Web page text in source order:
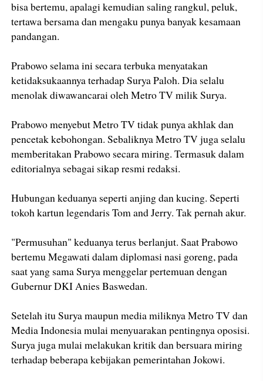
bisa bertemu, apalagi kemudian saling rangkul, peluk,
tertawa bersama dan mengaku punya banyak kesamaan
pandangan.
Prabowo selama ini secara terbuka menyatakan
ketidaksukaannya terhadap Surya Paloh. Dia selalu
menolak diwawancarai oleh Metro TV milik Surya.
Prabowo menyebut Metro TV tidak punya akhlak dan
pencetak kebohongan. Sebaliknya Metro TV juga selalu
memberitakan Prabowo secara miring. Termasuk dalam
editorialnya sebagai sikap resmi redaksi.
Hubungan keduanya seperti anjing dan kucing. Seperti
tokoh kartun legendaris Tom and Jerry. Tak pernah akur.
"Permusuhan" keduanya terus berlanjut. Saat Prabowo
bertemu Megawati dalam diplomasi nasi goreng, pada
saat yang sama Surya menggelar pertemuan dengan
Gubernur DKI Anies Baswedan.
Setelah itu Surya maupun media miliknya Metro TV dan
Media Indonesia mulai menyuarakan pentingnya oposisi.
Surya juga mulai melakukan kritik dan bersuara miring
terhadap beberapa kebijakan pemerintahan Jokowi.